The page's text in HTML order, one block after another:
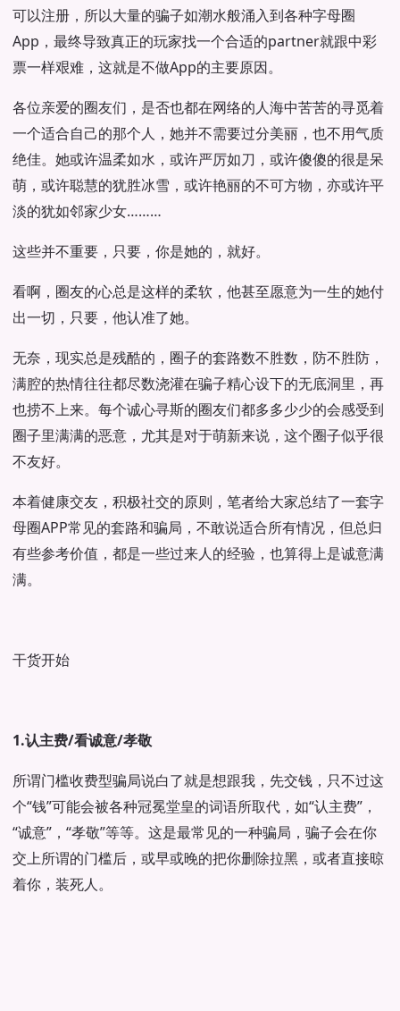
可以注册，所以大量的骗子如潮水般涌入到各种字母圈
App，最终导致真正的玩家找一个合适的partner就跟中彩
票一样艰难，这就是不做App的主要原因。
各位亲爱的圈友们，是否也都在网络的人海中苦苦的寻觅着
一个适合自己的那个人，她并不需要过分美丽，也不用气质
绝佳。她或许温柔如水，或许严厉如刀，或许傻傻的很是呆
萌，或许聪慧的犹胜冰雪，或许艳丽的不可方物，亦或许平
淡的犹如邻家少女………
这些并不重要，只要，你是她的，就好。
看啊，圈友的心总是这样的柔软，他甚至愿意为一生的她付
出一切，只要，他认准了她。
无奈，现实总是残酷的，圈子的套路数不胜数，防不胜防，
满腔的热情往往都尽数浇灌在骗子精心设下的无底洞里，再
也捞不上来。每个诚心寻斯的圈友们都多多少少的会感受到
圈子里满满的恶意，尤其是对于萌新来说，这个圈子似乎很
不友好。
本着健康交友，积极社交的原则，笔者给大家总结了一套字
母圈APP常见的套路和骗局，不敢说适合所有情况，但总归
有些参考价值，都是一些过来人的经验，也算得上是诚意满
满。
干货开始
1.认主费/看诚意/孝敬
所谓门槛收费型骗局说白了就是想跟我，先交钱，只不过这
个“钱”可能会被各种冠冕堂皇的词语所取代，如“认主费”，
“诚意”，“孝敬”等等。这是最常见的一种骗局，骗子会在你
交上所谓的门槛后，或早或晚的把你删除拉黑，或者直接晾
着你，装死人。